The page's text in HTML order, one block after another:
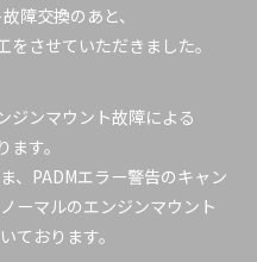
障交換のあと、
させていただきました。
ジンマウント故障による
す。
、PADMエラー警告のキャン
ーマルのエンジンマウント
ております。